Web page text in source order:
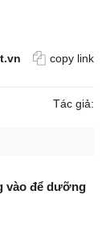
copy link
Tác giả:
vào để dưỡng